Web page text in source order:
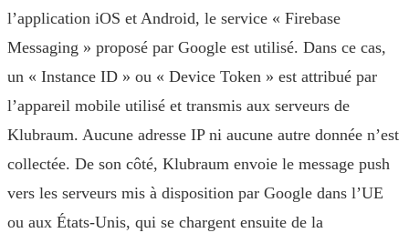
l’application iOS et Android, le service « Firebase
Messaging » proposé par Google est utilisé. Dans ce cas,
un « Instance ID » ou « Device Token » est attribué par
l’appareil mobile utilisé et transmis aux serveurs de
Klubraum. Aucune adresse IP ni aucune autre donnée n’est
collectée. De son côté, Klubraum envoie le message push
vers les serveurs mis à disposition par Google dans l’UE
ou aux États-Unis, qui se chargent ensuite de la